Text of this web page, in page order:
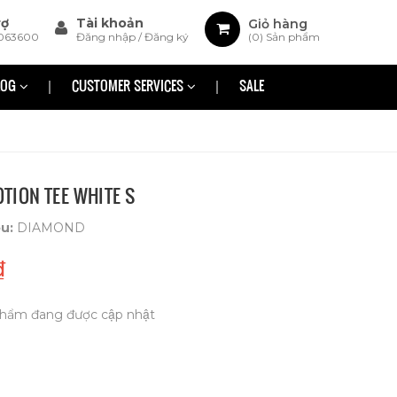
Giỏ hàng
(0) Sản phẩm
Tài khoản
Đăng nhập /Đăng ký
CUSTOMER SERVICES SALE
TEE WHITE S
DIAMOND
đang được cập nhật